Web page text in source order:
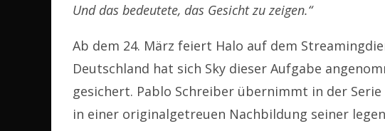
Und das bedeutete, das Gesicht zu zeigen.“
Ab dem 24. März feiert Halo auf dem
Deutschland hat sich Sky dieser Aufgabe
gesichert. Pablo Schreiber übernimmt in der
in einer originalgetreuen Nachbildung seiner